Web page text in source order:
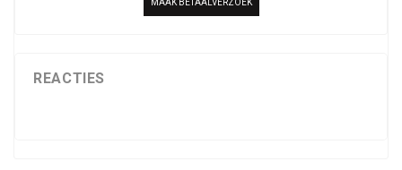
MAAK BETAALVERZOEK
REACTIES